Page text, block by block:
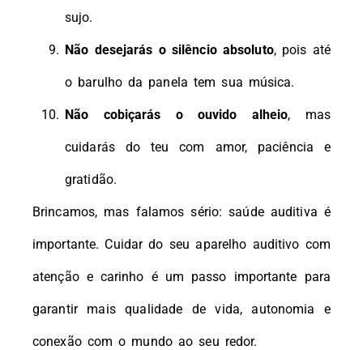
sujo.
Não desejarás o silêncio absoluto, pois até
o barulho da panela tem sua música.
Não cobiçarás o ouvido alheio, mas
cuidarás do teu com amor, paciência e
gratidão.
Brincamos, mas falamos sério: saúde auditiva é
importante. Cuidar do seu aparelho auditivo com
atenção e carinho é um passo importante para
garantir mais qualidade de vida, autonomia e
conexão com o mundo ao seu redor.